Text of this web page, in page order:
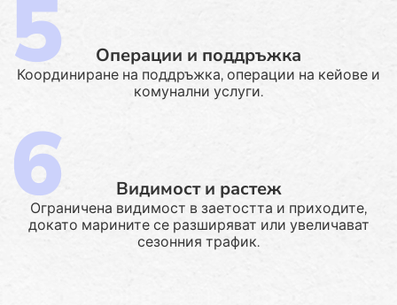
Операции и поддръжка
Координиране на поддръжка, операции на кейове и
комунални услуги.
Видимост и растеж
Ограничена видимост в заетостта и приходите,
докато марините се разширяват или увеличават
сезонния трафик.